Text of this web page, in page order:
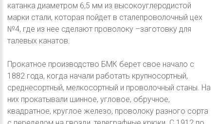
катанка диаметром 6,5 мм из высокоуглеродистой
марки стали, которая пойдет в сталепроволочный цех
№4, где из нее сделают проволоку –заготовку для
талевых канатов.
Прокатное производство БМК берет свое начало с
1882 года, когда начали работать крупносортный,
среднесортный, мелкосортный и проволочный станы. На
них прокатывали шинное, угловое, обручное,
квадратное, круглое железо, проволоку разного сорта